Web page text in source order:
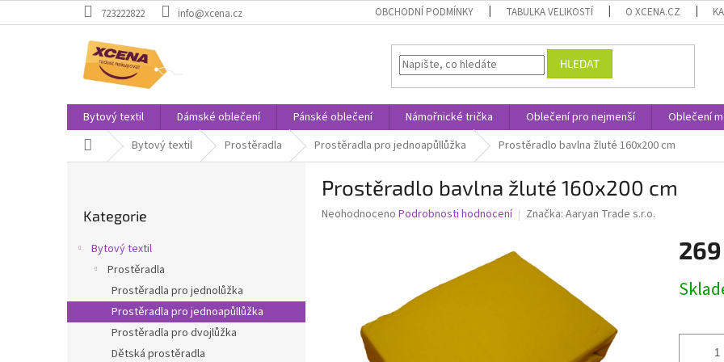
na
723222822 info@xcena.cz OBCHODNÍ PODMÍNKY TABULKA VELIKOSTÍ O XCENA.CZ
HLEDAT
Bytový textil Dámské oblečení Pánské oblečení Námořnické trička Oblečení pro nejmenší Oblečení
Domů Bytový textil Prostěradla Prostěradla pro jednoapůllůžka Prostěradlo bavlna žluté 160x200 cm
kategorie
Kategorie
Bytový textil
Prostěradla
Prostěradla pro jednolůžka
Prostěradla pro jednoapůllůžka
Prostěradla pro dvojlůžka
Dětská prostěradla
Prostěradlo bavlna žluté 160x200 cm
Průměrné
hvězdiček.
Neohodnoceno Podrobnosti hodnocení Značka: Aaryan Trade s.r.o.
cena: